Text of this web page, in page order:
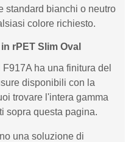
standard bianchi o neutro
colore richiesto.
rPET Slim Oval
ha una finitura del
disponibili con la
trovare l'intera gamma
sopra questa pagina.
una soluzione di